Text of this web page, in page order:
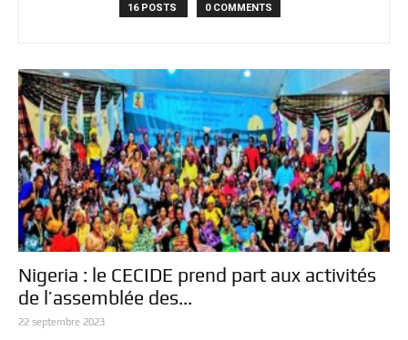
16 POSTS 0 COMMENTS
Nigeria : le CECIDE prend part aux activités
de l’assemblée des...
22 septembre 2023